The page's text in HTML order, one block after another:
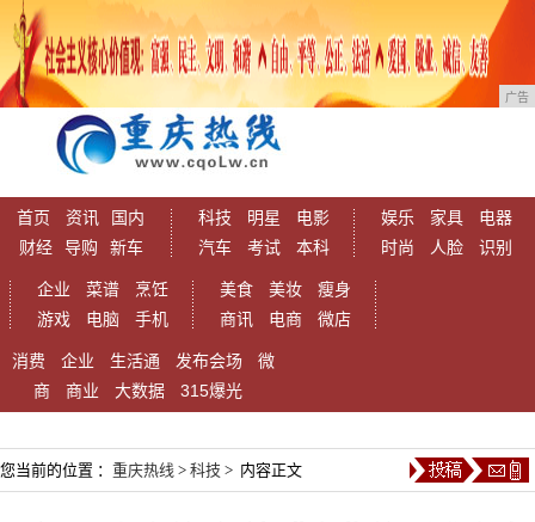
广告
首页 资讯
国内
财经
导购 新车
科技 明星
电影
汽车
考试 本科
娱乐 家具
电器
时尚
人脸 识别
企业 菜谱
烹饪
游戏
电脑 手机
美食 美妆
瘦身
商讯
电商 微店
消费 企业 生活通 发布会场
微
商
商业 大数据 315爆光
您当前的位置 ： 重庆热线 > 科技 > 内容正文